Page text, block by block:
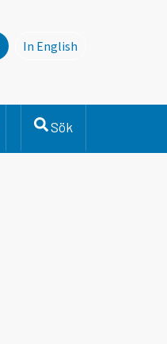
In English
Sök